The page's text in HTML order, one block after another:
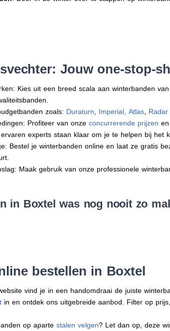
Jouw one-stop-
Kies uit een breed scala aan winterbanden
zoals: Duraturn Imperial Atlas Radar
Profiteer van onzeconcurrerende prijzen
experts staan klaar om je te helpen bij het
Bestel je winterbanden online en laat ze gratis
Maak gebruik van onze professionele
in Boxtel was nog nooit zo
bestellen in Boxtel
vind je in een handomdraai de juiste
in en ontdek ons uitgebreide aanbod. Filter op
op apartestalen velgen? Let dan op, deze